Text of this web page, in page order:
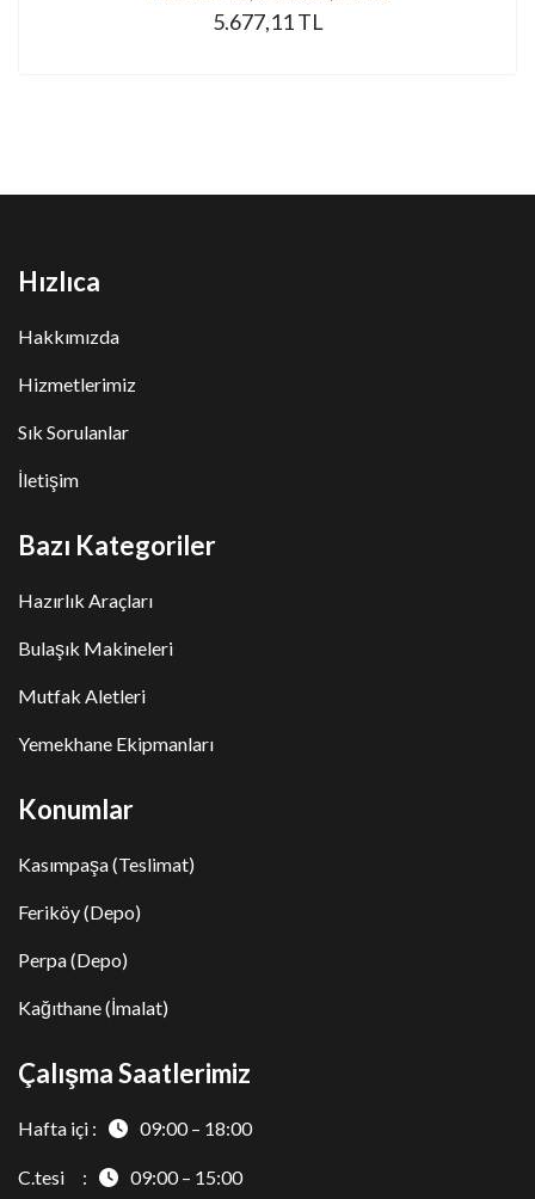
5.677,11 TL
Hızlıca
Hakkımızda
Hizmetlerimiz
Sık Sorulanlar
İletişim
Bazı Kategoriler
Hazırlık Araçları
Bulaşık Makineleri
Mutfak Aletleri
Yemekhane Ekipmanları
Konumlar
Kasımpaşa (Teslimat)
Feriköy (Depo)
Perpa (Depo)
Kağıthane (İmalat)
Çalışma Saatlerimiz
Hafta içi : 09:00 – 18:00
C.tesi : 09:00 – 15:00